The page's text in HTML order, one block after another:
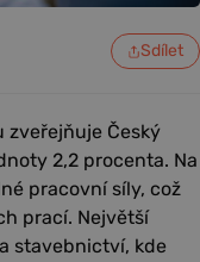
Sdílet
zveřejňuje Český
2,2 procenta. Na
pracovní síly, což
prací. Největší
stavebnictví, kde